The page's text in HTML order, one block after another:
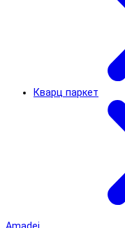
Кварц паркет